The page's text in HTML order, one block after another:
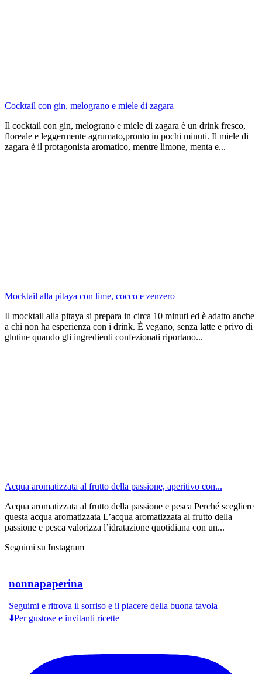
Cocktail con gin, melograno e miele di zagara
Il cocktail con gin, melograno e miele di zagara è un drink fresco,
floreale e leggermente agrumato,pronto in pochi minuti. Il miele di
zagara è il protagonista aromatico, mentre limone, menta e...
Mocktail alla pitaya con lime, cocco e zenzero
Il mocktail alla pitaya si prepara in circa 10 minuti ed è adatto anche
a chi non ha esperienza con i drink. È vegano, senza latte e privo di
glutine quando gli ingredienti confezionati riportano...
Acqua aromatizzata al frutto della passione, aperitivo con...
Acqua aromatizzata al frutto della passione e pesca Perché scegliere
questa acqua aromatizzata L’acqua aromatizzata al frutto della
passione e pesca valorizza l’idratazione quotidiana con un...
Seguimi su Instagram
nonnapaperina
Seguimi e ritrova il sorriso e il piacere della buona tavola
⬇️Per gustose e invitanti ricette